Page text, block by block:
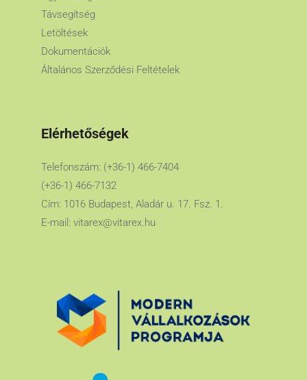
Távsegítség
Letöltések
Dokumentációk
Általános Szerződési Feltételek
Elérhetőségek
Telefonszám: (+36-1) 466-7404
(+36-1) 466-7132
Cím: 1016 Budapest, Aladár u. 17. Fsz. 1.
E-mail: vitarex@vitarex.hu